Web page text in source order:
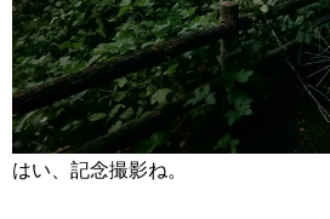
はい、記念撮影ね。